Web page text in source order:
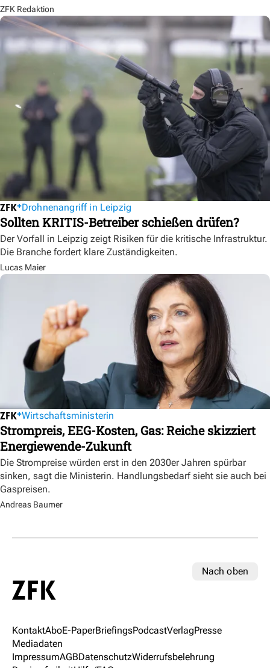
ZFK Redaktion
Drohnenangriff in Leipzig
Sollten KRITIS-Betreiber schießen drüfen?
Der Vorfall in Leipzig zeigt Risiken für die kritische Infrastruktur.
Die Branche fordert klare Zuständigkeiten.
Lucas Maier
Wirtschaftsministerin
Strompreis, EEG-Kosten, Gas: Reiche skizziert
Energiewende-Zukunft
Die Strompreise würden erst in den 2030er Jahren spürbar
sinken, sagt die Ministerin. Handlungsbedarf sieht sie auch bei
Gaspreisen.
Andreas Baumer
Nach oben
KontaktAboE-PaperBriefingsPodcastVerlagPresse
Mediadaten
ImpressumAGBDatenschutzWiderrufsbelehrung